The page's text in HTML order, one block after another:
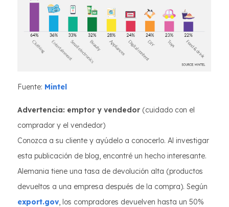
Fuente: Mintel
Advertencia: emptor y vendedor (cuidado con el
comprador y el vendedor)
Conozca a su cliente y ayúdelo a conocerlo. Al investigar
esta publicación de blog, encontré un hecho interesante.
Alemania tiene una tasa de devolución alta (productos
devueltos a una empresa después de la compra). Según
export.gov, los compradores devuelven hasta un 50%